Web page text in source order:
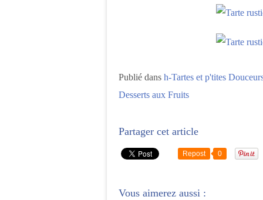
Publié dans h-Tartes et p'tites
Desserts aux Fruits
Partager cet article
Repost 0
Vous aimerez aussi :